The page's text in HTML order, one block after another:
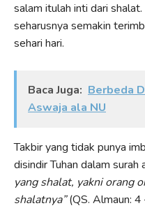
salam itulah inti dari
seharusnya semakin
sehari hari.
Baca Juga: Berbeda
Aswaja ala NU
Takbir yang tidak punya
disindir Tuhan dalam surah
yang shalat, yakni orang
shalatnya”(QS. Almaun: 4